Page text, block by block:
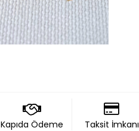
Kapıda Ödeme Taksit İmkanı